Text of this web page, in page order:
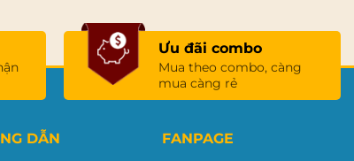
Ưu đãi combo
Mua theo combo, càng
mua càng rẻ
DẪN FANPAGE